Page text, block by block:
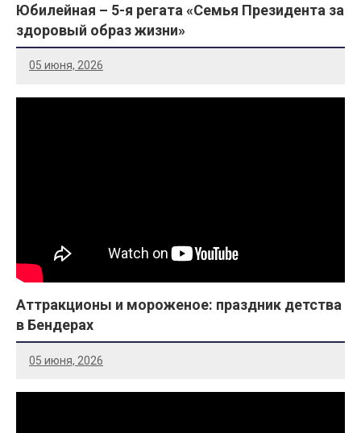
Юбилейная – 5-я регата «Семья Президента за
здоровый образ жизни»
05 июня, 2026
Аттракционы и мороженое: праздник детства
в Бендерах
05 июня, 2026